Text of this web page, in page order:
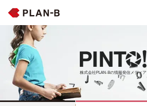
株式会社PLAN-Bの情報発信メディア